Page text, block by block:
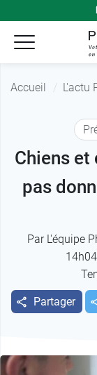
Accueil L'actu
Chiens et
pas
Par L'équipe
Partager